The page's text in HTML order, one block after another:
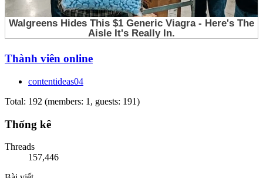
Thành viên online
contentideas04
Total: 192 (members: 1, guests: 191)
Thống kê
Threads
157,446